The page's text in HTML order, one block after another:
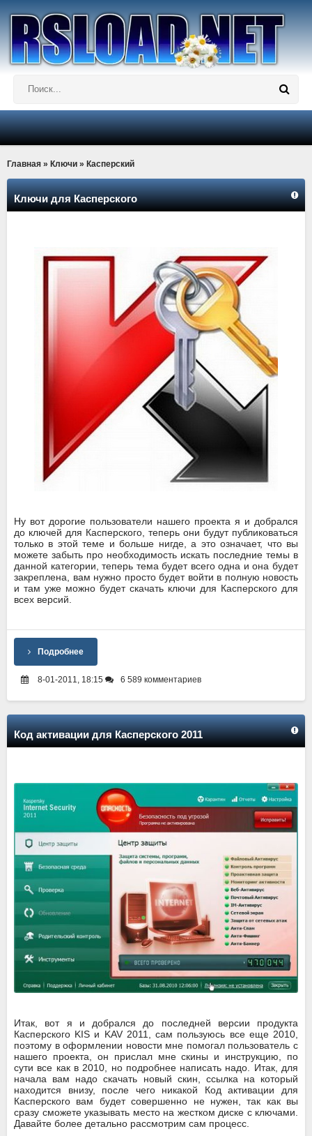
Главная » Ключи » Касперский
Ключи для Касперского
Ну вот дорогие пользователи нашего проекта я и добрался
до ключей для Касперского, теперь они будут публиковаться
только в этой теме и больше нигде, а это означает, что вы
можете забыть про необходимость искать последние темы в
данной категории, теперь тема будет всего одна и она будет
закреплена, вам нужно просто будет войти в полную новость
и там уже можно будет скачать ключи для Касперского для
всех версий.
Подробнее
8-01-2011, 18:15 6 589 комментариев
Код активации для Касперского 2011
Итак, вот я и добрался до последней версии продукта
Касперского KIS и KAV 2011, сам пользуюсь все еще 2010,
поэтому в оформлении новости мне помогал пользователь с
нашего проекта, он прислал мне скины и инструкцию, по
сути все как в 2010, но подробнее написать надо. Итак, для
начала вам надо скачать новый скин, ссылка на который
находится внизу, после чего никакой Код активации для
Касперского вам будет совершенно не нужен, так как вы
сразу сможете указывать место на жестком диске с ключами.
Давайте более детально рассмотрим сам процесс.